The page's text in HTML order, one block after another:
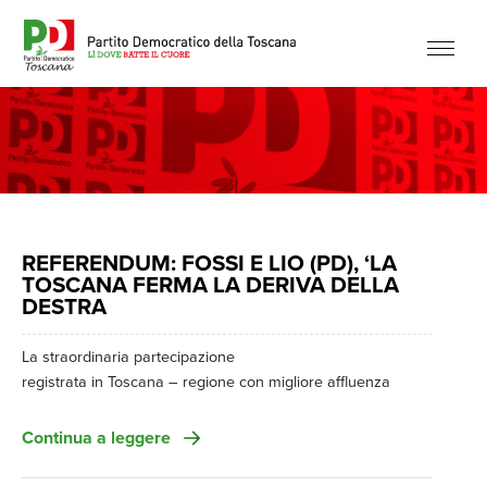
REFERENDUM: FOSSI E LIO (PD), ‘LA
TOSCANA FERMA LA DERIVA DELLA
DESTRA
La straordinaria partecipazione
registrata in Toscana – regione con migliore affluenza
all’Emilia-Romagna – conferma la forza di una comunità
viva, che sceglie di essere protagonista. Nelle piazze, nei
Continua a leggere